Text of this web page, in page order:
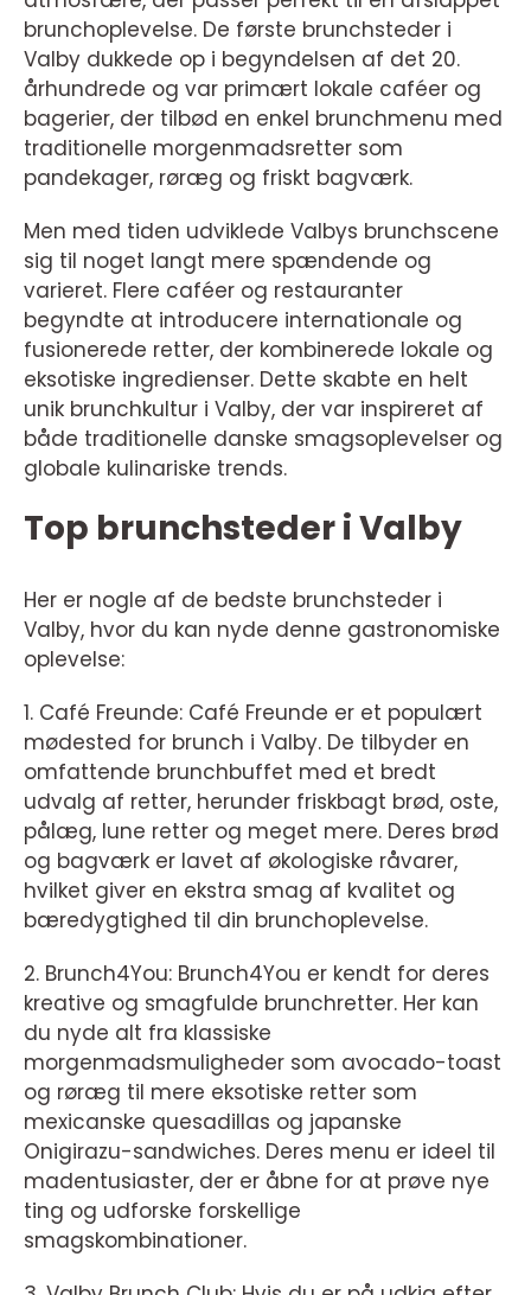
brunchoplevelse. De første brunchsteder i
Valby dukkede op i begyndelsen af det 20.
århundrede og var primært lokale caféer og
bagerier, der tilbød en enkel brunchmenu med
traditionelle morgenmadsretter som
pandekager, røræg og friskt bagværk.
Men med tiden udviklede Valbys brunchscene
sig til noget langt mere spændende og
varieret. Flere caféer og restauranter
begyndte at introducere internationale og
fusionerede retter, der kombinerede lokale og
eksotiske ingredienser. Dette skabte en helt
unik brunchkultur i Valby, der var inspireret af
både traditionelle danske smagsoplevelser og
globale kulinariske trends.
Top brunchsteder i Valby
Her er nogle af de bedste brunchsteder i
Valby, hvor du kan nyde denne gastronomiske
oplevelse:
1. Café Freunde: Café Freunde er et populært
mødested for brunch i Valby. De tilbyder en
omfattende brunchbuffet med et bredt
udvalg af retter, herunder friskbagt brød, oste,
pålæg, lune retter og meget mere. Deres brød
og bagværk er lavet af økologiske råvarer,
hvilket giver en ekstra smag af kvalitet og
bæredygtighed til din brunchoplevelse.
2. Brunch4You: Brunch4You er kendt for deres
kreative og smagfulde brunchretter. Her kan
du nyde alt fra klassiske
morgenmadsmuligheder som avocado-toast
og røræg til mere eksotiske retter som
mexicanske quesadillas og japanske
Onigirazu-sandwiches. Deres menu er ideel til
madentusiaster, der er åbne for at prøve nye
ting og udforske forskellige
smagskombinationer.